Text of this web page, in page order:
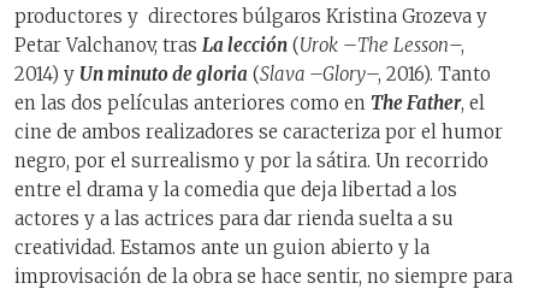
productores y directores búlgaros Kristina Grozeva y
Petar Valchanov, tras La lección (Urok –The Lesson–,
2014) y Un minuto de gloria (Slava –Glory–, 2016). Tanto
en las dos películas anteriores como en The Father, el
cine de ambos realizadores se caracteriza por el humor
negro, por el surrealismo y por la sátira. Un recorrido
entre el drama y la comedia que deja libertad a los
actores y a las actrices para dar rienda suelta a su
creatividad. Estamos ante un guion abierto y la
improvisación de la obra se hace sentir, no siempre para